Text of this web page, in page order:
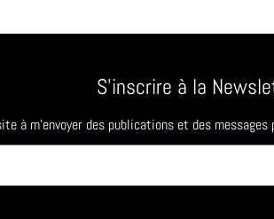
S'inscrire à la
à m'envoyer des publications et des messages